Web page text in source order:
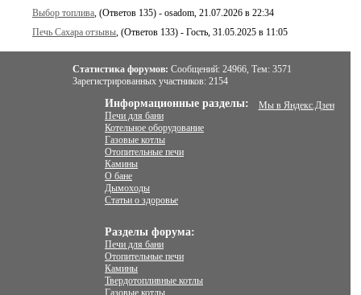
Выбор топлива , (Ответов 135) - osadom, 21.07.2026 в 22:34
Печь Сахара отзывы , (Ответов 133) - Гость, 31.05.2025 в 11:05
Статистика форумов: Сообщений: 24966, Тем: 3571
Зарегистрированных участников: 2154
Мы в Яндекс.Дзен
Информационные разделы:
Печи для бани
Котельное оборудование
Газовые котлы
Отопительные печи
Камины
О бане
Дымоходы
Статьи о здоровье
Разделы форума:
Печи для бани
Отопительные печи
Камины
Твердотопливные котлы
Газовые котлы